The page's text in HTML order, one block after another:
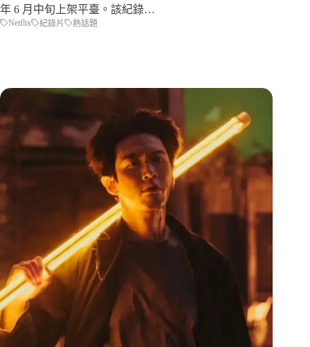
年 6 月中旬上架平臺。該紀錄…
Netflix 紀錄片 熱話題